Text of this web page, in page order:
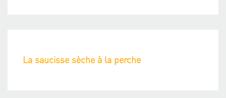
La saucisse sèche à la perche